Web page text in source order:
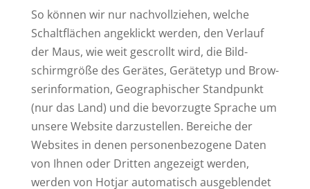
So können wir nur nach­voll­ziehen, welche
Schalt­flächen ange­klickt werden, den Verlauf
der Maus, wie weit gescrollt wird, die Bild­
schirm­größe des Gerätes, Gerä­tetyp und Brow­
ser­in­for­mation, Geo­gra­phi­scher Stand­punkt
(nur das Land) und die bevor­zugte Sprache um
unsere Website dar­zu­stellen. Bereiche der
Web­sites in denen per­so­nen­be­zogene Daten
von Ihnen oder Dritten ange­zeigt werden,
werden von Hotjar auto­ma­tisch aus­ge­blendet